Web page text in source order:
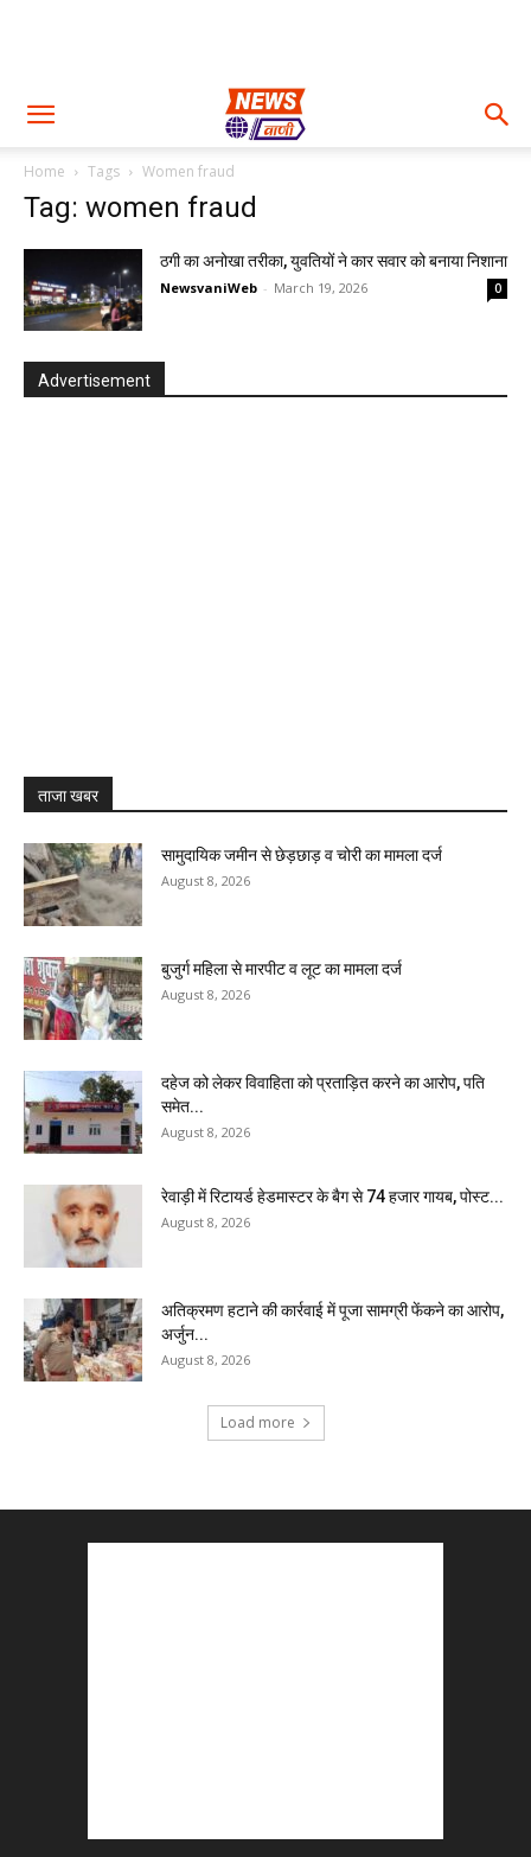
Home Tags Women fraud
Tag: women fraud
ठगी का अनोखा तरीका, युवतियों ने कार सवार को बनाया निशाना
NewsvaniWeb - March 19, 2026 0
Advertisement
ताजा खबर
सामुदायिक जमीन से छेड़छाड़ व चोरी का मामला दर्ज
August 8, 2026
बुजुर्ग महिला से मारपीट व लूट का मामला दर्ज
August 8, 2026
दहेज को लेकर विवाहिता को प्रताड़ित करने का आरोप, पति
समेत...
August 8, 2026
रेवाड़ी में रिटायर्ड हेडमास्टर के बैग से ₹74 हजार गायब, पोस्ट...
August 8, 2026
अतिक्रमण हटाने की कार्रवाई में पूजा सामग्री फेंकने का आरोप,
अर्जुन...
August 8, 2026
Load more